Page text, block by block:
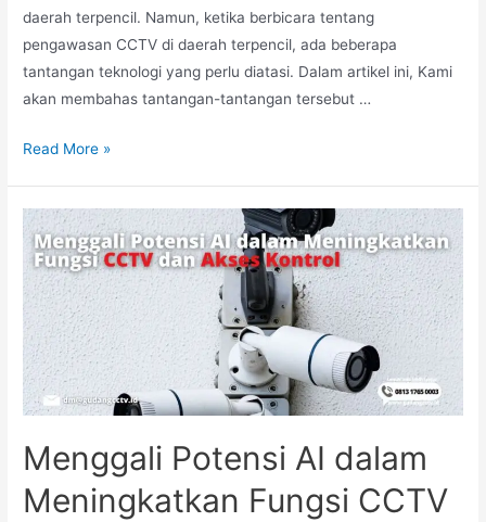
daerah terpencil. Namun, ketika berbicara tentang
pengawasan CCTV di daerah terpencil, ada beberapa
tantangan teknologi yang perlu diatasi. Dalam artikel ini, Kami
akan membahas tantangan-tantangan tersebut …
Read More »
Menggali Potensi AI dalam
Meningkatkan Fungsi CCTV